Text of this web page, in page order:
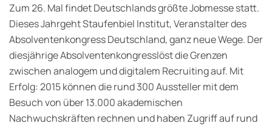
Zum 26. Mal findet Deutschlands größte Jobmesse statt.
Dieses Jahrgeht Staufenbiel Institut, Veranstalter des
Absolventenkongress Deutschland, ganz neue Wege. Der
diesjährige Absolventenkongresslöst die Grenzen
zwischen analogem und digitalem Recruiting auf. Mit
Erfolg: 2015 können die rund 300 Aussteller mit dem
Besuch von über 13.000 akademischen
Nachwuchskräften rechnen und haben Zugriff auf rund